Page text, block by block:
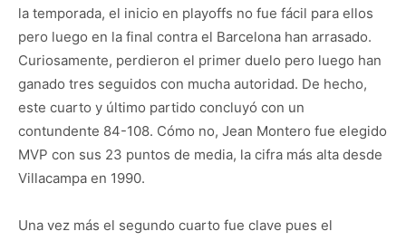
la temporada, el inicio en playoffs no fue fácil para ellos
pero luego en la final contra el Barcelona han arrasado.
Curiosamente, perdieron el primer duelo pero luego han
ganado tres seguidos con mucha autoridad. De hecho,
este cuarto y último partido concluyó con un
contundente 84-108. Cómo no, Jean Montero fue elegido
MVP con sus 23 puntos de media, la cifra más alta desde
Villacampa en 1990.
Una vez más el segundo cuarto fue clave pues el